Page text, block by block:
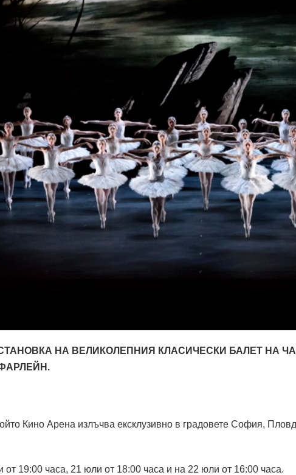
НА ВЕЛИКОЛЕПНИЯ КЛАСИЧЕСКИ БАЛЕТ НА
Кино Арена излъчва ексклузивно в градовете София,
от 19:00 часа, 21 юли от 18:00 часа и на 22 юли от 16:00 часа.